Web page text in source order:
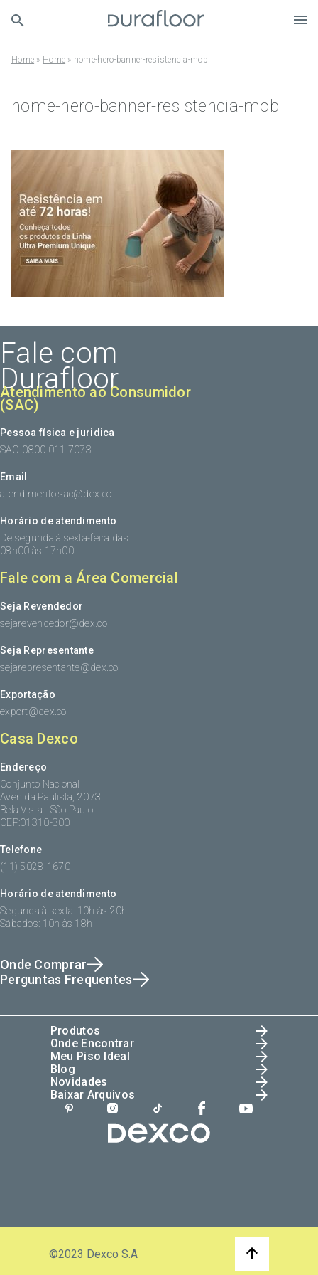
Home » Home » home-hero-banner-resistencia-mob
home-hero-banner-resistencia-mob
Fale com
Durafloor
Atendimento ao Consumidor
(SAC)
Pessoa física e juridica
SAC: 0800 011 7073
Email
atendimento.sac@dex.co
Horário de atendimento
De segunda à sexta-feira das
08h00 às 17h00
Fale com a Área Comercial
Seja Revendedor
sejarevendedor@dex.co
Seja Representante
sejarepresentante@dex.co
Exportação
export@dex.co
Casa Dexco
Endereço
Conjunto Nacional
Avenida Paulista, 2073
Bela Vista - São Paulo
CEP:01310-300
Telefone
(11) 5028-1670
Horário de atendimento
Segunda à sexta: 10h às 20h
Sábados: 10h às 18h
Onde Comprar
Perguntas Frequentes
Produtos
Onde Encontrar
Meu Piso Ideal
Blog
Novidades
Baixar Arquivos
©2023 Dexco S.A